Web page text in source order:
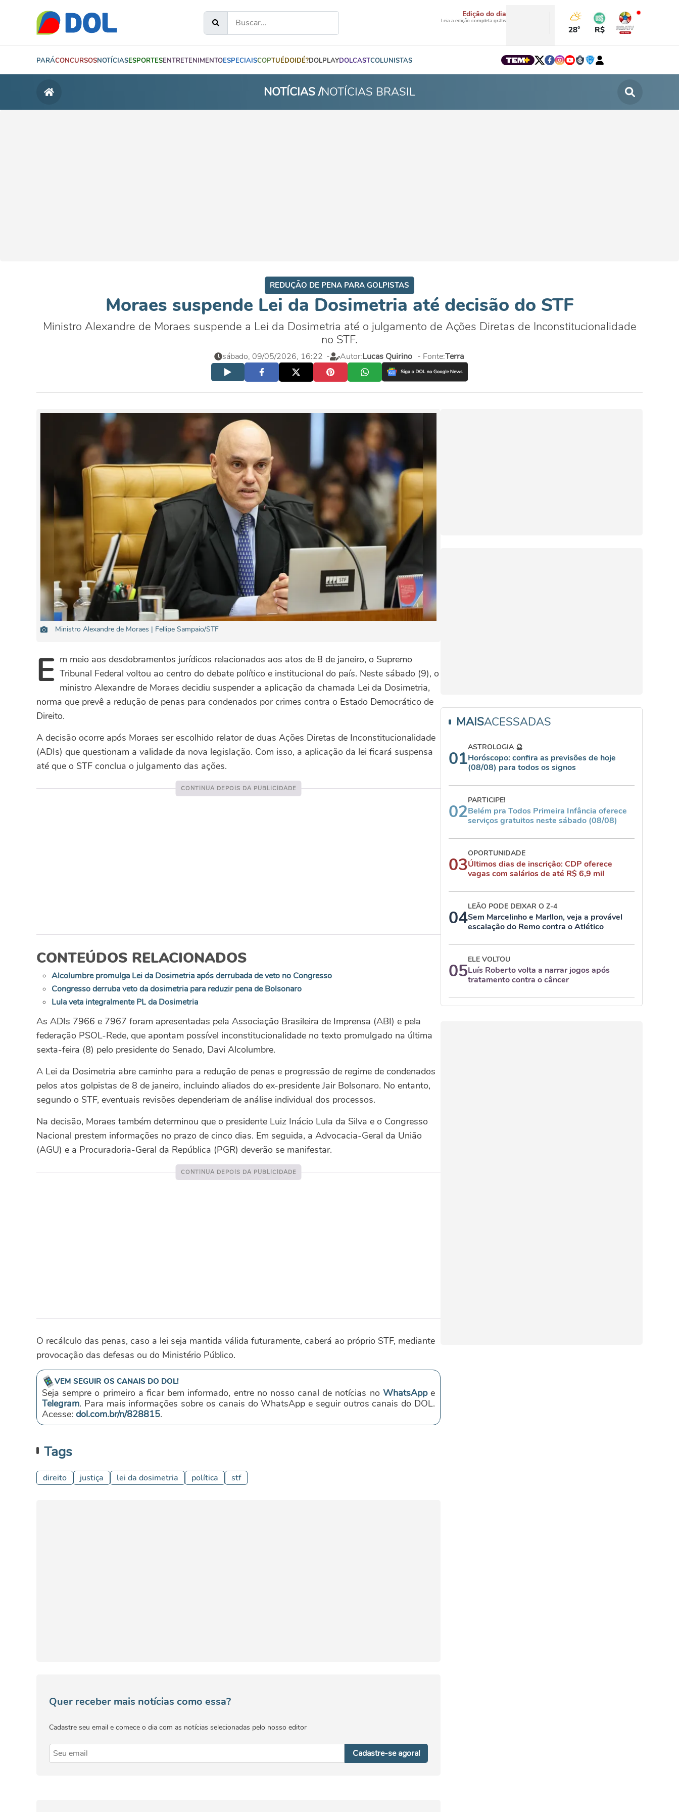
Edição do dia
Leia a edição completa grátis
28° R$
PARÁCONCURSOSNOTÍCIASESPORTESENTRETENIMENTOESPECIAISCOPTUÉDOIDÉ?DOLPLAYDOLCASTCOLUNISTAS
NOTÍCIAS /NOTÍCIAS BRASIL
REDUÇÃO DE PENA PARA GOLPISTAS
Moraes suspende Lei da Dosimetria até decisão do STF
Ministro Alexandre de Moraes suspende a Lei da Dosimetria até o julgamento de Ações Diretas de Inconstitucionalidade
no STF.
sábado, 09/05/2026, 16:22 - Autor:Lucas Quirino - Fonte:Terra
Ministro Alexandre de Moraes | Fellipe Sampaio/STF
Em meio aos desdobramentos jurídicos relacionados aos atos de 8 de janeiro, o Supremo
Tribunal Federal voltou ao centro do debate político e institucional do país. Neste sábado (9), o
ministro Alexandre de Moraes decidiu suspender a aplicação da chamada Lei da Dosimetria,
norma que prevê a redução de penas para condenados por crimes contra o Estado Democrático de
Direito.
A decisão ocorre após Moraes ser escolhido relator de duas Ações Diretas de Inconstitucionalidade
(ADIs) que questionam a validade da nova legislação. Com isso, a aplicação da lei ficará suspensa
até que o STF conclua o julgamento das ações.
CONTEÚDOS RELACIONADOS
Alcolumbre promulga Lei da Dosimetria após derrubada de veto no Congresso
Congresso derruba veto da dosimetria para reduzir pena de Bolsonaro
Lula veta integralmente PL da Dosimetria
As ADIs 7966 e 7967 foram apresentadas pela Associação Brasileira de Imprensa (ABI) e pela
federação PSOL-Rede, que apontam possível inconstitucionalidade no texto promulgado na última
sexta-feira (8) pelo presidente do Senado, Davi Alcolumbre.
A Lei da Dosimetria abre caminho para a redução de penas e progressão de regime de condenados
pelos atos golpistas de 8 de janeiro, incluindo aliados do ex-presidente Jair Bolsonaro. No entanto,
segundo o STF, eventuais revisões dependeriam de análise individual dos processos.
Na decisão, Moraes também determinou que o presidente Luiz Inácio Lula da Silva e o Congresso
Nacional prestem informações no prazo de cinco dias. Em seguida, a Advocacia-Geral da União
(AGU) e a Procuradoria-Geral da República (PGR) deverão se manifestar.
O recálculo das penas, caso a lei seja mantida válida futuramente, caberá ao próprio STF, mediante
provocação das defesas ou do Ministério Público.
VEM SEGUIR OS CANAIS DO DOL!
Seja sempre o primeiro a ficar bem informado, entre no nosso canal de notícias no WhatsAppe
Telegram. Para mais informações sobre os canais do WhatsApp e seguir outros canais do DOL.
Acesse: dol.com.br/n/828815.
Tags
direito justiça lei da dosimetria política stf
Quer receber mais notícias como essa?
Cadastre seu email e comece o dia com as notícias selecionadas pelo nosso editor
Cadastre-se agora!
MAISACESSADAS
01
ASTROLOGIA 🔮
Horóscopo: confira as previsões de hoje
(08/08) para todos os signos
02
PARTICIPE!
Belém pra Todos Primeira Infância oferece
serviços gratuitos neste sábado (08/08)
03
OPORTUNIDADE
Últimos dias de inscrição: CDP oferece
vagas com salários de até R$ 6,9 mil
04
LEÃO PODE DEIXAR O Z-4
Sem Marcelinho e Marllon, veja a provável
escalação do Remo contra o Atlético
05
ELE VOLTOU
Luís Roberto volta a narrar jogos após
tratamento contra o câncer